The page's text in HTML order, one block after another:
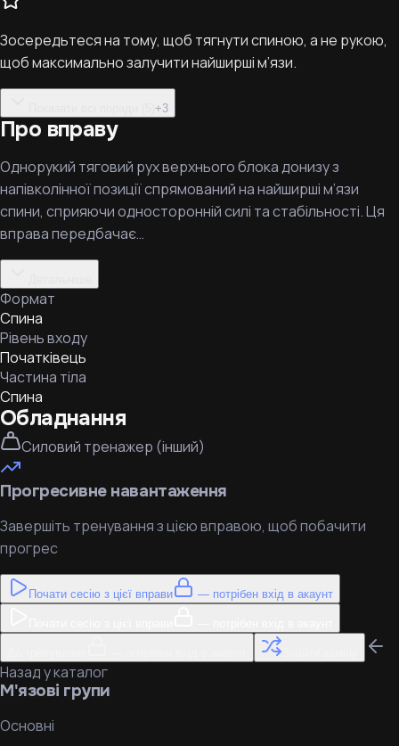
Зосередьтеся на тому, щоб тягнути спиною, а не рукою,
щоб максимально залучити найширші м’язи.
+3
Про вправу
Однорукий тяговий рух верхнього блока донизу з
напівколінної позиції спрямований на найширші м’язи
спини, сприяючи односторонній силі та стабільності. Ця
вправа передбачає…
Формат
Спина
Рівень входу
Початківець
Частина тіла
Спина
Обладнання
Силовий тренажер (інший)
Прогресивне навантаження
Завершіть тренування з цією вправою, щоб побачити
прогрес
Почати сесію з цієї вправи — потрібен вхід в акаунт
Назад у каталог
М'язові групи
Основні